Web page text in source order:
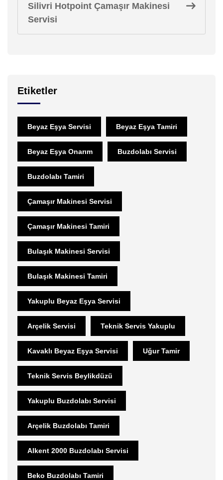
Silivri Hotpoint Çamaşır Makinesi
Servisi
Etiketler
Beyaz Eşya Servisi Beyaz Eşya Tamiri
Beyaz Eşya Onarım Buzdolabı Servisi
Buzdolabı Tamiri
Çamaşır Makinesi Servisi
Çamaşır Makinesi Tamiri
Bulaşık Makinesi Servisi
Bulaşık Makinesi Tamiri
Yakuplu Beyaz Eşya Servisi
Arçelik Servisi Teknik Servis Yakuplu
Kavaklı Beyaz Eşya Servisi Uğur Tamir
Teknik Servis Beylikdüzü
Yakuplu Buzdolabı Servisi
Arçelik Buzdolabı Tamiri
Alkent 2000 Buzdolabı Servisi
Beko Buzdolabı Tamiri